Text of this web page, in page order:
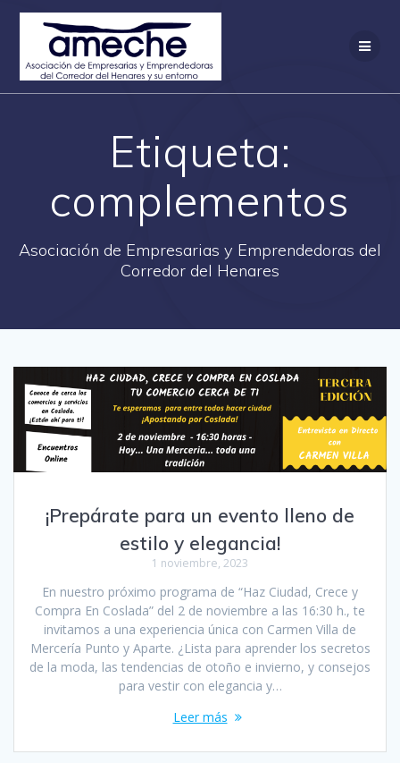
Saltar
Etiqueta:
complementos
Asociación de Empresarias y Emprendedoras del
Corredor del Henares
¡Prepárate para un evento lleno de
estilo y elegancia!
1 noviembre, 2023
En nuestro próximo programa de “Haz Ciudad, Crece y
Compra En Coslada” del 2 de noviembre a las 16:30 h., te
invitamos a una experiencia única con Carmen Villa de
Mercería Punto y Aparte. ¿Lista para aprender los secretos
de la moda, las tendencias de otoño e invierno, y consejos
para vestir con elegancia y…
Leer más